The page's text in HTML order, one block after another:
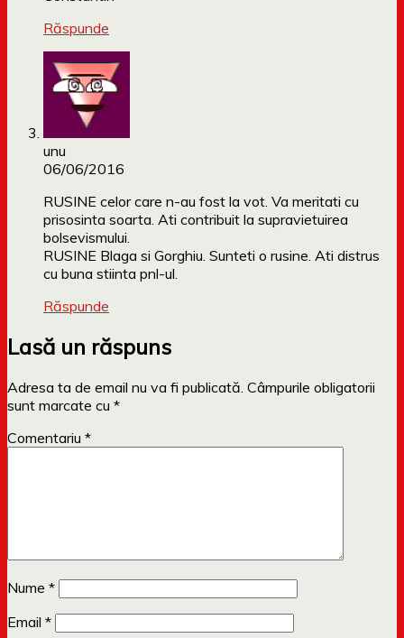
Răspunde
unu
06/06/2016
RUSINE celor care n-au fost la vot. Va meritati cu
prisosinta soarta. Ati contribuit la supravietuirea
bolsevismului.
RUSINE Blaga si Gorghiu. Sunteti o rusine. Ati distrus
cu buna stiinta pnl-ul.
Răspunde
Lasă un răspuns
Adresa ta de email nu va fi publicată. Câmpurile obligatorii
sunt marcate cu *
Comentariu *
Nume *
Email *